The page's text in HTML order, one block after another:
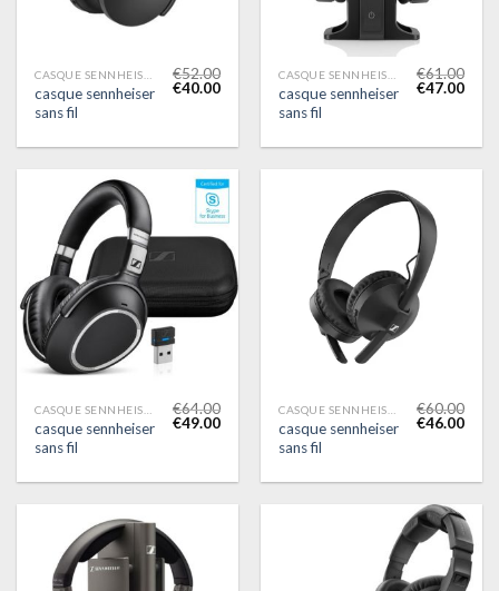
casque sennheiser
sans fil
€52.00
€40.00
casque sennheiser
sans fil
€61.00
€47.00
casque sennheiser
sans fil
€64.00
€49.00
casque sennheiser
sans fil
€60.00
€46.00